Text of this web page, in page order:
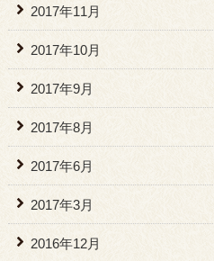
2017年11月
2017年10月
2017年9月
2017年8月
2017年6月
2017年3月
2016年12月